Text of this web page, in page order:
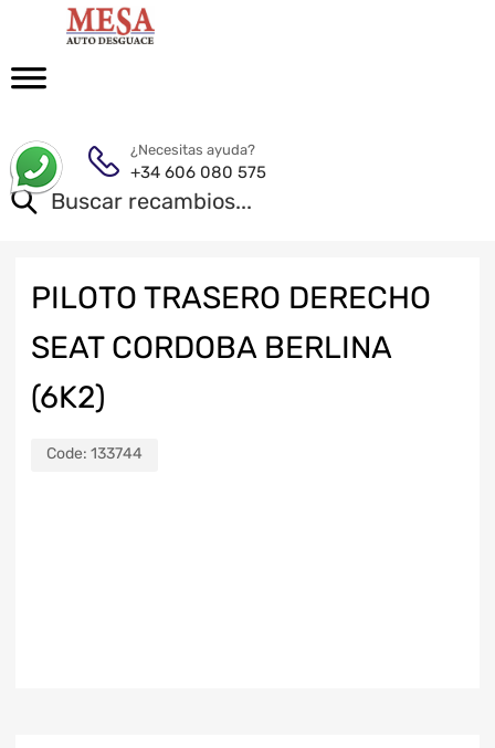
¿Necesitas ayuda?
+34 606 080 575
PILOTO TRASERO DERECHO
SEAT CORDOBA BERLINA
(6K2)
Code: 133744